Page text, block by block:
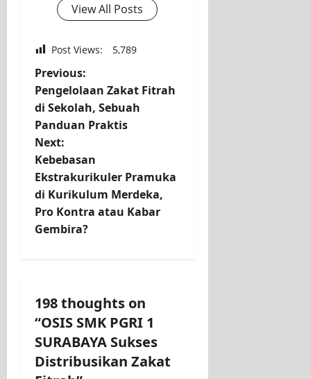
View All Posts
Post Views: 5,789
P
o
s
t
n
a
g
a
t
Previous:
Pengelolaan Zakat Fitrah
di Sekolah, Sebuah
Panduan Praktis
Next:
Kebebasan
Ekstrakurikuler Pramuka
di Kurikulum Merdeka,
Pro Kontra atau Kabar
Gembira?
198 thoughts on
“OSIS SMK PGRI 1
SURABAYA Sukses
Distribusikan Zakat